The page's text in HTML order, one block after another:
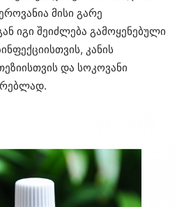
მისი გარე
იგი შეიძლება გამოყენებული
კანის
და სოკოვანი